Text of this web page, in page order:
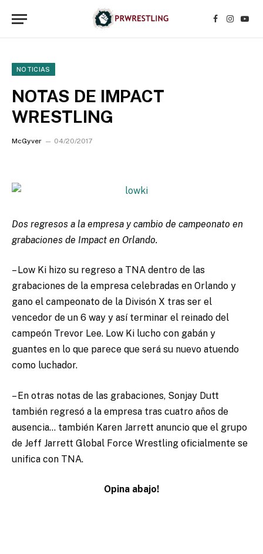
Facebook
NOTICIAS
NOTAS DE IMPACT
WRESTLING
McGyver 04/20/2017
Dos regresos a la empresa y cambio de campeonato en
grabaciones de Impact en Orlando.
– Low Ki hizo su regreso a TNA dentro de las
grabaciones de la empresa celebradas en Orlando y
gano el campeonato de la Divisón X tras ser el
vencedor de un 6 way y así terminar el reinado del
campeón Trevor Lee. Low Ki lucho con gabán y
guantes en lo que parece que será su nuevo atuendo
como luchador.
– En otras notas de las grabaciones, Sonjay Dutt
también regresó a la empresa tras cuatro años de
ausencia… también Karen Jarrett anuncio que el grupo
de Jeff Jarrett Global Force Wrestling oficialmente se
unifica con TNA.
Opina abajo!